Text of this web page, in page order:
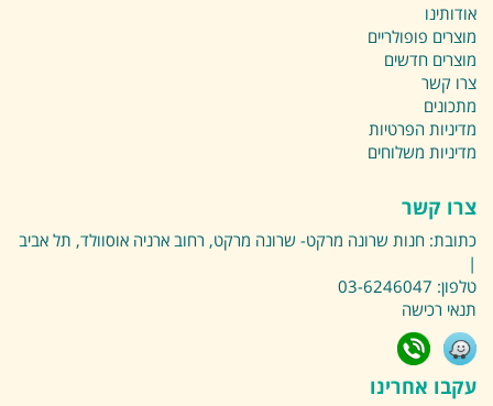
אודותינו
מוצרים פופולריים
מוצרים חדשים
צרו קשר
מתכונים
מדיניות הפרטיות
מדיניות משלוחים
צרו קשר
כתובת: חנות שרונה מרקט- שרונה מרקט, רחוב ארניה אוסוולד, תל אביב
|
טלפון: 03-6246047
תנאי רכישה
עקבו אחרינו